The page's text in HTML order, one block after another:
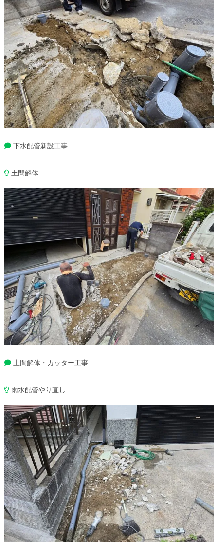
下水配管新設工事
土間解体
土間解体・カッター工事
雨水配管やり直し